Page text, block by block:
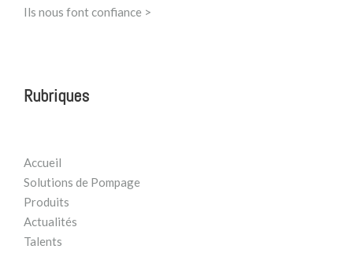
Ils nous font confiance >
Rubriques
Accueil
Solutions de Pompage
Produits
Actualités
Talents